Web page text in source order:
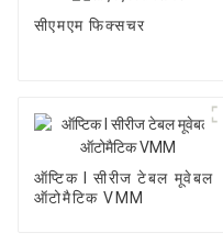
सीएमएम फिक्सचर
ऑप्टिक I सीरीज टेबल मूवेबल
ऑटोमैटिक VMM